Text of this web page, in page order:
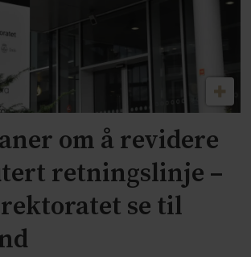
om å revidere
retningslinje –
se til